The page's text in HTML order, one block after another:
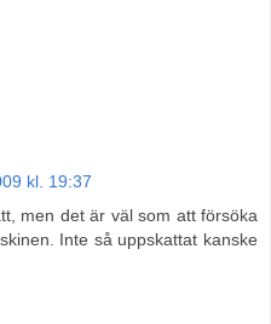
kl. 19:37
men det är väl som att försöka
Inte så uppskattat kanske